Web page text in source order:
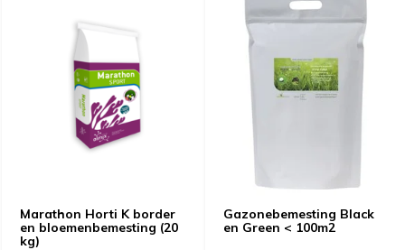
Marathon Horti K border
en bloemenbemesting (20
kg)
Gazonebemesting Black
en Green < 100m2